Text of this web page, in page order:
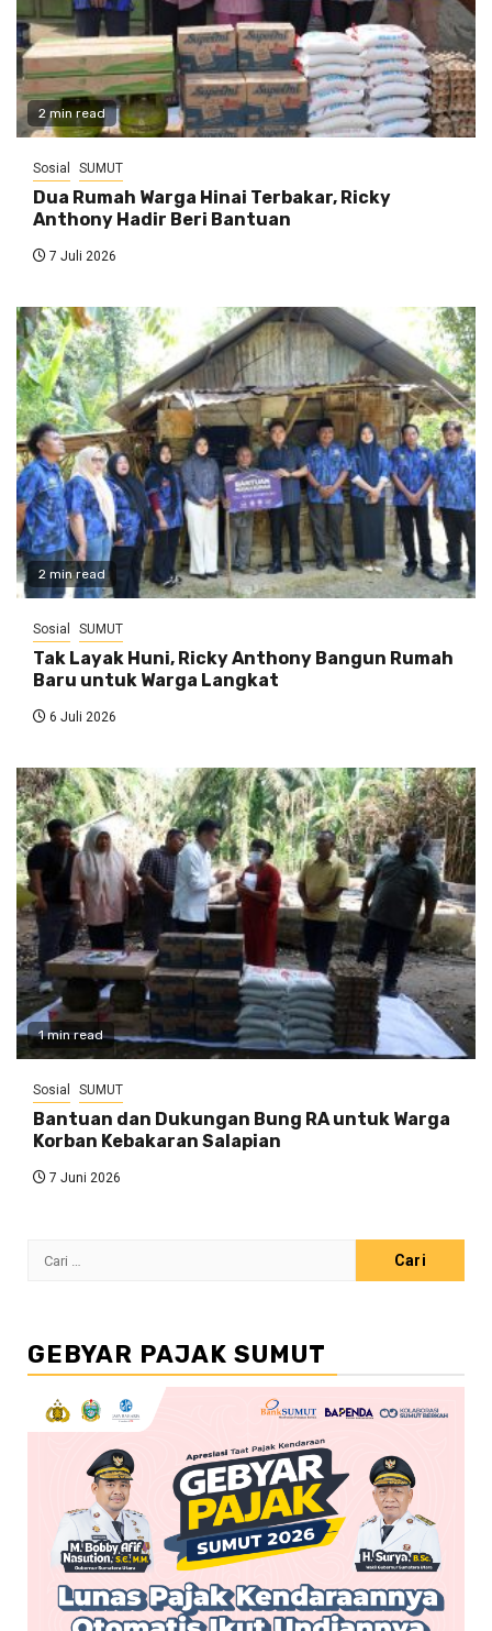
2 min read
Sosial SUMUT
Dua Rumah Warga Hinai Terbakar, Ricky
Anthony Hadir Beri Bantuan
7 Juli 2026
2 min read
Sosial SUMUT
Tak Layak Huni, Ricky Anthony Bangun Rumah
Baru untuk Warga Langkat
6 Juli 2026
1 min read
Sosial SUMUT
Bantuan dan Dukungan Bung RA untuk Warga
Korban Kebakaran Salapian
7 Juni 2026
Cari
GEBYAR PAJAK SUMUT